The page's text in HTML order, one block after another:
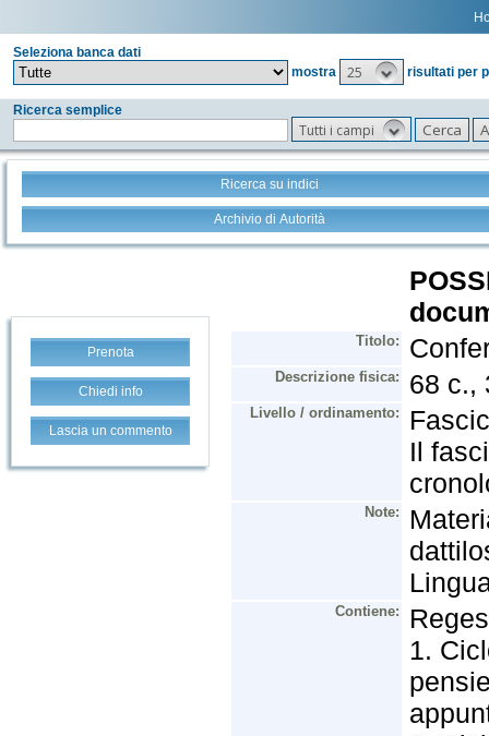
Seleziona banca dati
mostra
25 risultati per
Ricerca semplice
Tutti i campi
Ricerca su indici
Archivio di Autorità
Prenota
Chiedi info
Lascia un commento